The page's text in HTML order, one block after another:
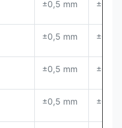
±0,5 mm ±0,5
±0,5 mm ±0,5
±0,5 mm ±0,5
±0,5 mm ±0,5